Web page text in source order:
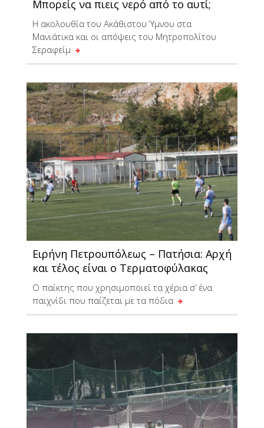
Μπορείς να πιεις νερό από το αυτί;
Η ακολουθία του Ακάθιστου Ύμνου στα
Μανιάτικα και οι απόψεις του Μητροπολίτου
Σεραφείμ
Ειρήνη Πετρουπόλεως – Πατήσια: Αρχή
και τέλος είναι ο Τερματοφύλακας
Ο παίκτης που χρησιμοποιεί τα χέρια σ’ ένα
παιχνίδι που παίζεται με τα πόδια